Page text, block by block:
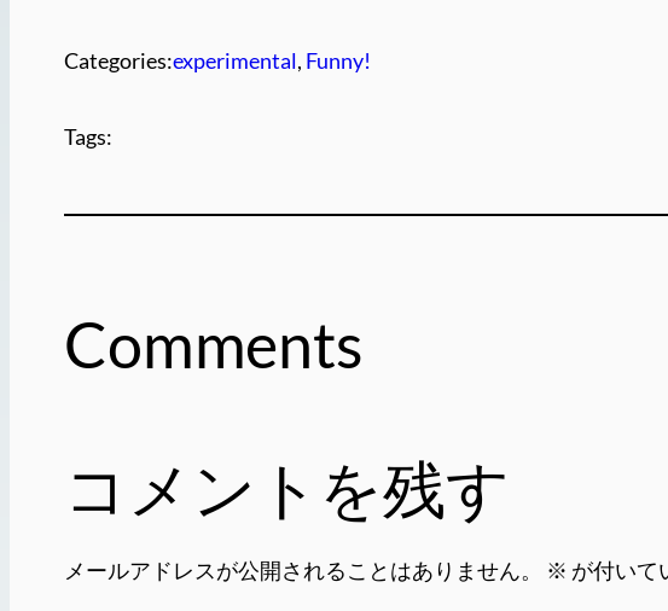
Categories:experimental, Funny!
Tags:
Comments
コメントを残す
メールアドレスが公開されることはありません。 ※ が付いて